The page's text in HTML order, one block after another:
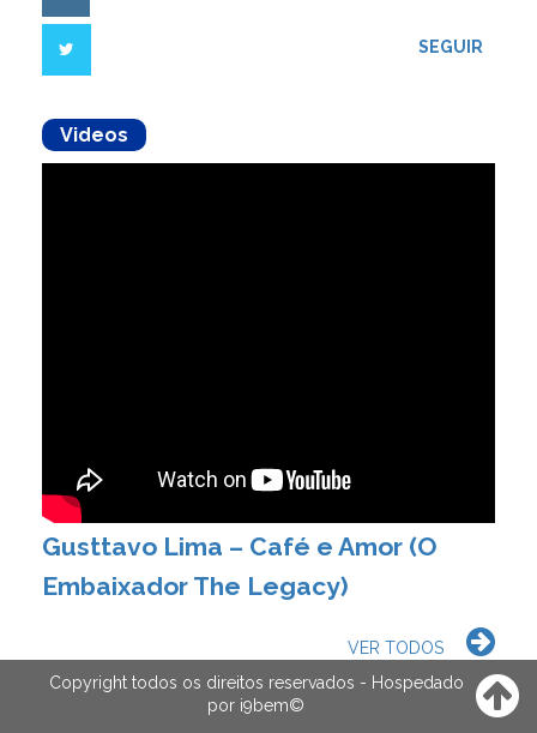
SEGUIR
Videos
Gusttavo Lima – Café e Amor (O
Embaixador The Legacy)
VER TODOS
Copyright todos os direitos reservados - Hospedado
por i9bem©